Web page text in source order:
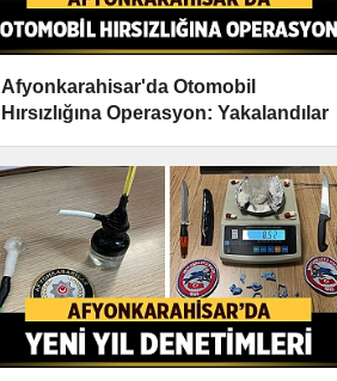
Afyonkarahisar'da Otomobil
Hırsızlığına Operasyon: Yakalandılar